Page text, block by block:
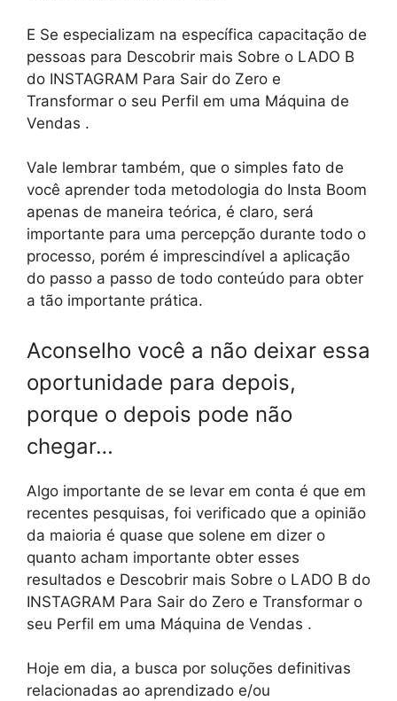
E Se especializam na específica capacitação de
pessoas para Descobrir mais Sobre o LADO B
do INSTAGRAM Para Sair do Zero e
Transformar o seu Perfil em uma Máquina de
Vendas .
Vale lembrar também, que o simples fato de
você aprender toda metodologia do Insta Boom
apenas de maneira teórica, é claro, será
importante para uma percepção durante todo o
processo, porém é imprescindível a aplicação
do passo a passo de todo conteúdo para obter
a tão importante prática.
Aconselho você a não deixar essa
oportunidade para depois,
porque o depois pode não
chegar…
Algo importante de se levar em conta é que em
recentes pesquisas, foi verificado que a opinião
da maioria é quase que solene em dizer o
quanto acham importante obter esses
resultados e Descobrir mais Sobre o LADO B do
INSTAGRAM Para Sair do Zero e Transformar o
seu Perfil em uma Máquina de Vendas .
Hoje em dia, a busca por soluções definitivas
relacionadas ao aprendizado e/ou